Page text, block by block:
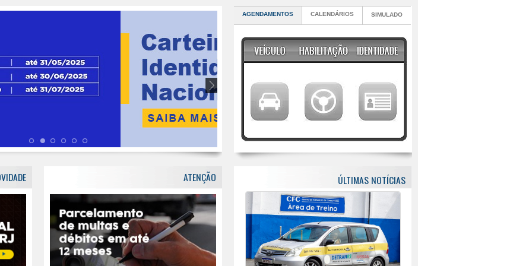
AGENDAMENTOS CALENDÁRIOS SIMULADO
ATENÇÃO ÚLTIMAS NOTÍCIAS